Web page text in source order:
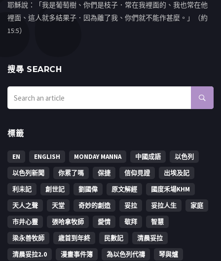
耶穌說：「我是葡萄樹、你們是枝子．常在我裡面的、我也常在他
裡面、這人就多結果子．因為離了我、你們就不能作甚麼。」（約
15:5）
搜㝷 SEARCH
標籤
EN ENGLISH MONDAY MANNA 中國成語
以色列
以色列新聞
你累了嗎 保捷 信仰見證
出埃及記
利未記
創世記 劉國偉 原文解經
國度禾場KHM
天人之聲
天堂 奇妙的創造 妥拉 妥拉人生
家庭
市井心靈
張哈拿牧師 愛情 敬拜
智慧
梁永善牧師
歳首到年終 民數記
清晨妥拉
清晨妥拉2.0
漫畫事件簿 為以色列代禱 琴與爐